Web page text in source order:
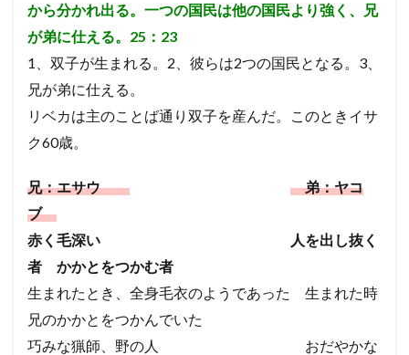
から分かれ出る。一つの国民は他の国民より強く、兄
が弟に仕える。25：23
1、双子が生まれる。2、彼らは2つの国民となる。3、
兄が弟に仕える。
リベカは主のことば通り双子を産んだ。このときイサ
ク60歳。
兄：エサウ
弟：ヤコ
ブ
赤く毛深い 人を出し抜く
者 かかとをつかむ者
生まれたとき、全身毛衣のようであった 生まれた時
兄のかかとをつかんでいた
巧みな猟師、野の人 おだやかな
第２回伝道旅行
教師 別の福音
忍耐
救い
ヨアシュ
バテシェバ
原罪 永遠の命 ラザロ
割礼
聖徒
看守
改革
アッシリヤ マナセ
キリスト
火
アビメレク
支配
召命
テサロニケ
昇天
エフー 病 エサウ
サウル
ミカ
サタン ホサナ
ベレヤ
結婚
エリシャ